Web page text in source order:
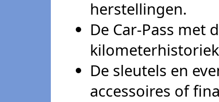
herstellingen.
De Car-Pass met
De sleutels en
accessoires of